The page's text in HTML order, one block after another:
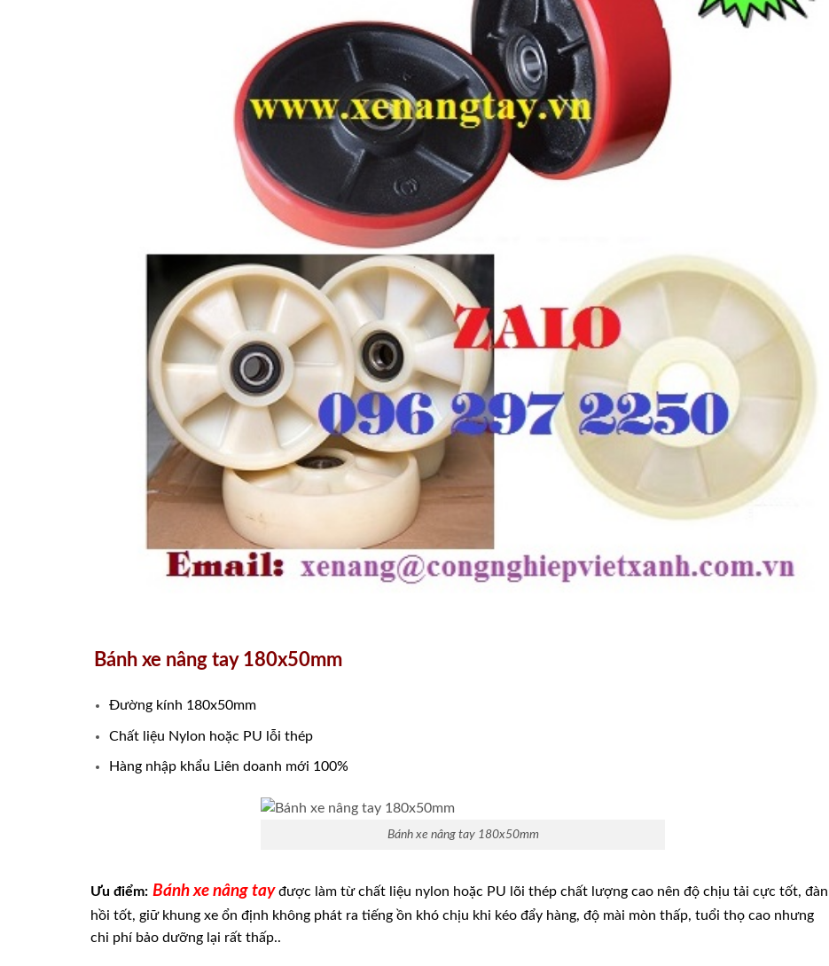
Bánh xe nâng tay 180x50mm
Đường kính 180x50mm
Chất liệu Nylon hoặc PU lỗi thép
Hàng nhập khẩu Liên doanh mới 100%
Bánh xe nâng tay 180x50mm
Ưu điểm: Bánh xe nâng tayđược làm từ chất liệu nylon hoặc PU lõi thép chất lượng cao nên độ chịu tải cực tốt, đàn
hồi tốt, giữ khung xe ổn định không phát ra tiếng ồn khó chịu khi kéo đẩy hàng, độ mài mòn thấp, tuổi thọ cao nhưng
chi phí bảo dưỡng lại rất thấp..